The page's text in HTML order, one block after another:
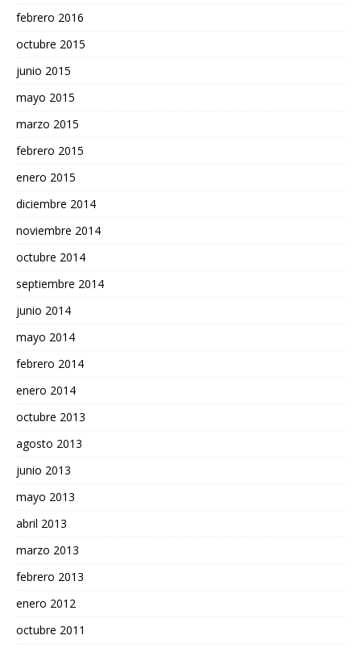
febrero 2016
octubre 2015
junio 2015
mayo 2015
marzo 2015
febrero 2015
enero 2015
diciembre 2014
noviembre 2014
octubre 2014
septiembre 2014
junio 2014
mayo 2014
febrero 2014
enero 2014
octubre 2013
agosto 2013
junio 2013
mayo 2013
abril 2013
marzo 2013
febrero 2013
enero 2012
octubre 2011